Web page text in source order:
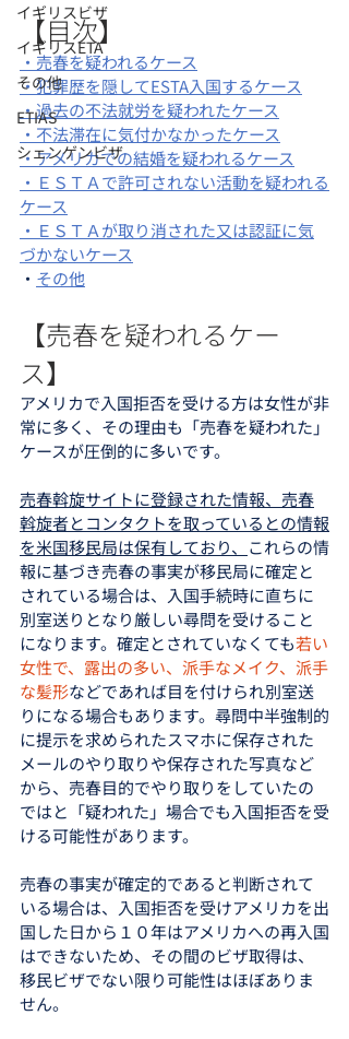
イギリスビザ
イギリスETA
その他
ETIAS
シェンゲンビザ
【目次】
・売春を疑われるケース
・犯罪歴を隠してESTA入国するケース
・過去の不法就労を疑われたケース
・不法滞在に気付かなかったケース
・アメリカでの結婚を疑われるケース
・ＥＳＴＡで許可されない活動を疑われる
ケース
・ＥＳＴＡが取り消された又は認証に気
づかないケース
・ その他
【売春を疑われるケー
ス】
アメリカで入国拒否を受ける方は女性が非
常に多く、その理由も「売春を疑われた」
ケースが圧倒的に多いです。
売春斡旋サイトに登録された情報、売春
斡旋者とコンタクトを取っているとの情報
を米国移民局は保有しており、 これらの情
報に基づき売春の事実が移民局に確定と
されている場合は、入国手続時に直ちに
別室送りとなり厳しい尋問を受けること
になります。確定とされていなくても若い
女性で、露出の多い、派手なメイク、派手
な髪形などであれば目を付けられ別室送
りになる場合もあります。尋問中半強制的
に提示を求められたスマホに保存された
メールのやり取りや保存された写真など
から、売春目的でやり取りをしていたの
ではと「疑われた」場合でも入国拒否を受
ける可能性があります。
売春の事実が確定的であると判断されて
いる場合は、入国拒否を受けアメリカを出
国した日から１０年はアメリカへの再入国
はできないため、その間のビザ取得は、
移民ビザでない限り可能性はほぼありま
せん。